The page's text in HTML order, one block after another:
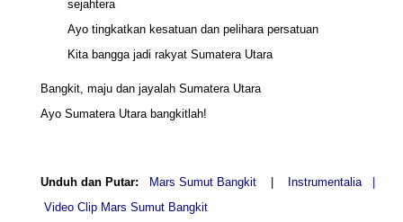
sejahtera
Ayo tingkatkan kesatuan dan pelihara persatuan
Kita bangga jadi rakyat Sumatera Utara
Bangkit, maju dan jayalah Sumatera Utara
Ayo Sumatera Utara bangkitlah!
Unduh dan Putar: Mars Sumut Bangkit | Instrumentalia |
Video Clip Mars Sumut Bangkit